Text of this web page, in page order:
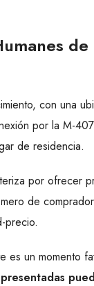
con una
por la M-
de residencia.
por ofrecer
de
precio.
es un momento